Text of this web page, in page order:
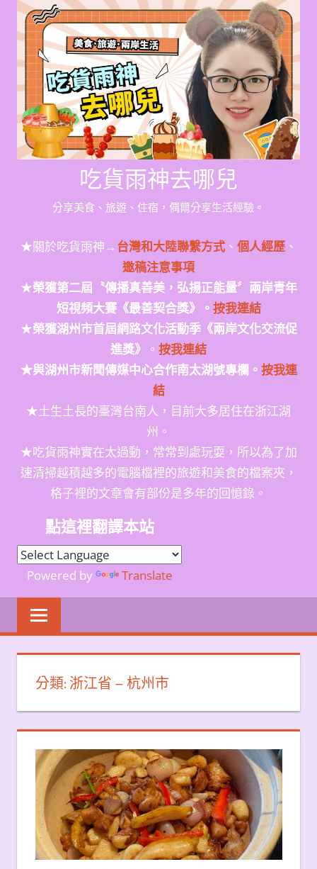
Skip
content
吃貨雨神去哪兒
分享美食、旅遊、住宿，偶爾分享生活經驗。
★關於吃貨雨神→台灣和大陸聯繫方式、 個人經歷、
邀稿注意事項
★榮獲第二屆〝傳播真善美，弘揚正能量〞兩岸青年
短視頻大賽《最善契合獎》。 按我連結
★榮獲湖州市首屆網路文化活動季《兩岸文化交流促
進獎》
。 按我連結
★與湖州市新聞傳媒中心合作南太湖號專欄。 按我連
結
★土生土長的臺灣台南人，目前大多居住在浙江湖
州。
★吃貨雨神實在太過動，常常到處玩耍，所以為了加
速清掃越積越多的電腦檔裡的旅遊和美食的檔案夾，
格子裡的文章會有部份是多年的回憶錄。
點這裡翻譯本站
Powered by Translate
分類:浙江省 – 杭州市